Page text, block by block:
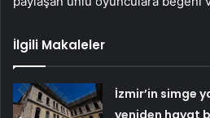
İlgili Makaleler
İzmir’in simge